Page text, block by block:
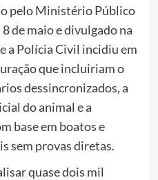
pelo Ministério Público
de maio e divulgado na
a Polícia Civil incidiu em
que incluiriam o
dessincronizados, a
do animal e a
base em boatos e
sem provas diretas.
quase dois mil